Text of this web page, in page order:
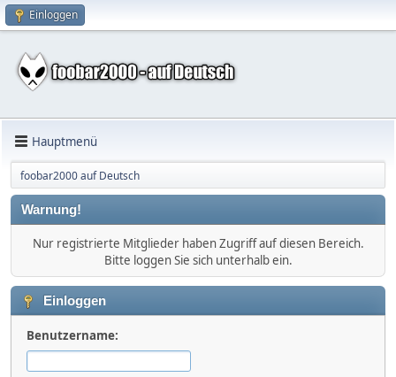
Einloggen
Hauptmenü
foobar2000 auf Deutsch
Warnung!
Nur registrierte Mitglieder haben Zugriff auf diesen Bereich.
Bitte loggen Sie sich unterhalb ein.
Einloggen
Benutzername: